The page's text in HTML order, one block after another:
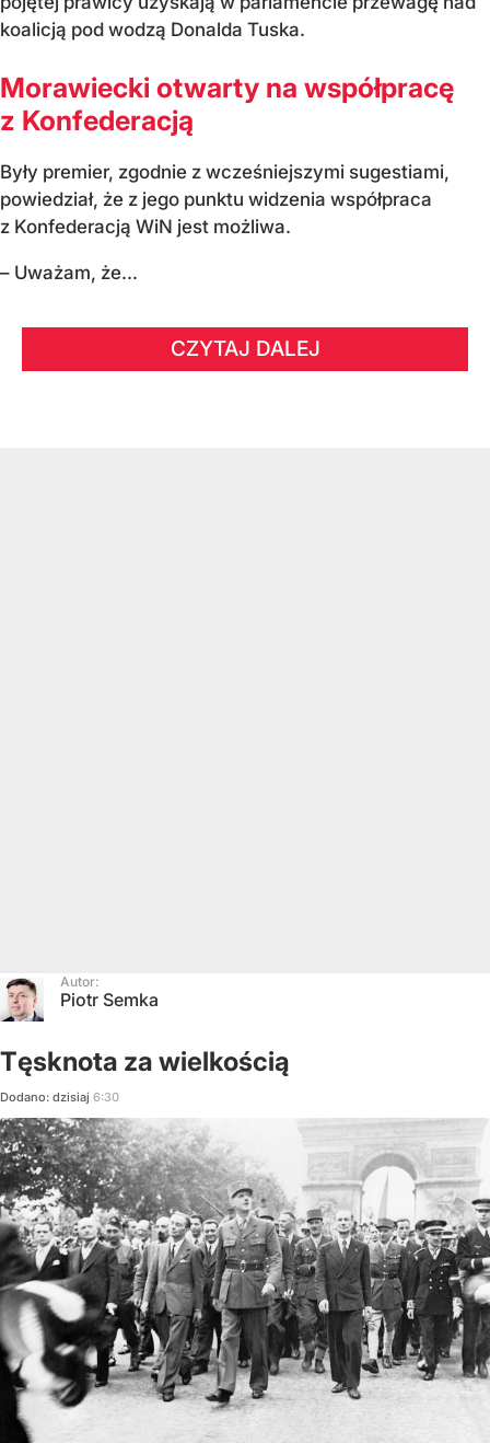
koalicją pod wodzą Donalda Tuska.
Morawiecki otwarty na współpracę
z Konfederacją
Były premier, zgodnie z wcześniejszymi sugestiami,
powiedział, że z jego punktu widzenia współpraca
z Konfederacją WiN jest możliwa.
– Uważam, że...
CZYTAJ DALEJ
Autor:
Piotr Semka
Tęsknota za wielkością
Dodano: dzisiaj 6:30